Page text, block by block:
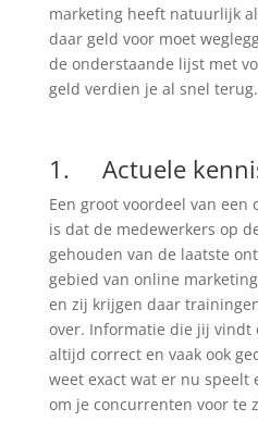
marketing heeft natuurlijk
daar geld voor moet
de onderstaande lijst met
geld verdien je al snel terug.
1. Actuele
Een groot voordeel van
is dat de medewerkers op
gehouden van de laatste
gebied van online
en zij krijgen daar
over. Informatie die jij
altijd correct en vaak ook
weet exact wat er nu speelt
om je concurrenten voor te